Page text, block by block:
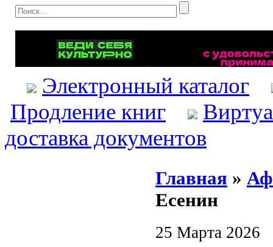
Электронный каталог
Продление книг
доставка документов
Главная »
Есенин
25 Марта 2026